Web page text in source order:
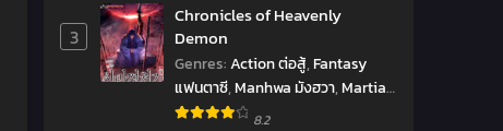
3
Chronicles of Heavenly
Demon
Genres:Action ต่อสู้,Fantasy
แฟนตาซี,Manhwa มังฮวา,Martial
Arts จอมยุทธ์,Shounen โชเน็น
8.2